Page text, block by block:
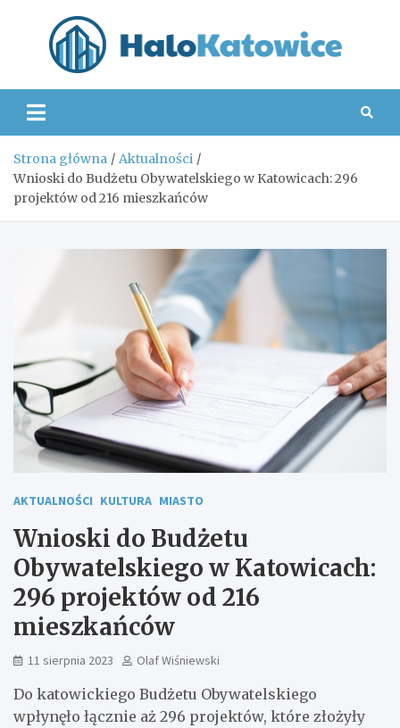
Strona główna
Aktualności
Wnioski do Budżetu Obywatelskiego w Katowicach: 296
projektów od 216 mieszkańców
AKTUALNOŚCI KULTURA MIASTO
Wnioski do Budżetu
Obywatelskiego w Katowicach:
296 projektów od 216
mieszkańców
11 sierpnia 2023 Olaf Wiśniewski
Do katowickiego Budżetu Obywatelskiego
wpłynęło łącznie aż 296 projektów, które złożyły